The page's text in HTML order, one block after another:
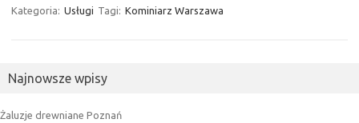
Kategoria: Usługi Tagi: Kominiarz Warszawa
Najnowsze wpisy
Żaluzje drewniane Poznań